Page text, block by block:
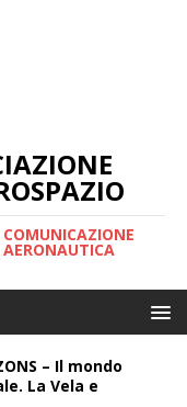
– Il mondo
La Vela e